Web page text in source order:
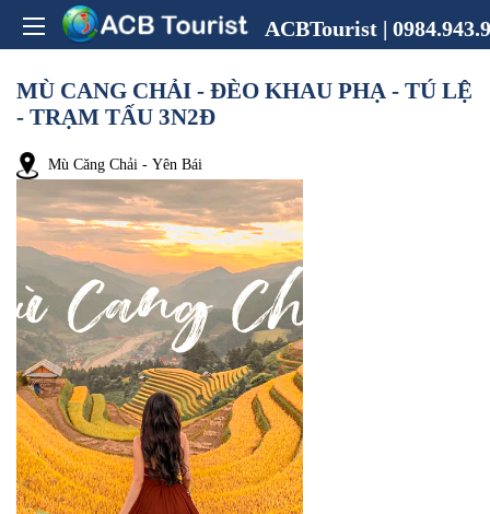
ACBTourist |
MÙ CANG CHẢI - ĐÈO KHAU PHẠ - TÚ LỆ
- TRẠM TẤU 3N2Đ
Mù Căng Chải - Yên Bái